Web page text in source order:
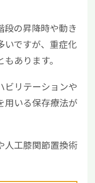
段の昇降時や動き
いですが、重症化
あります。
ビリテーションや
用いる保存療法が
人工膝関節置換術